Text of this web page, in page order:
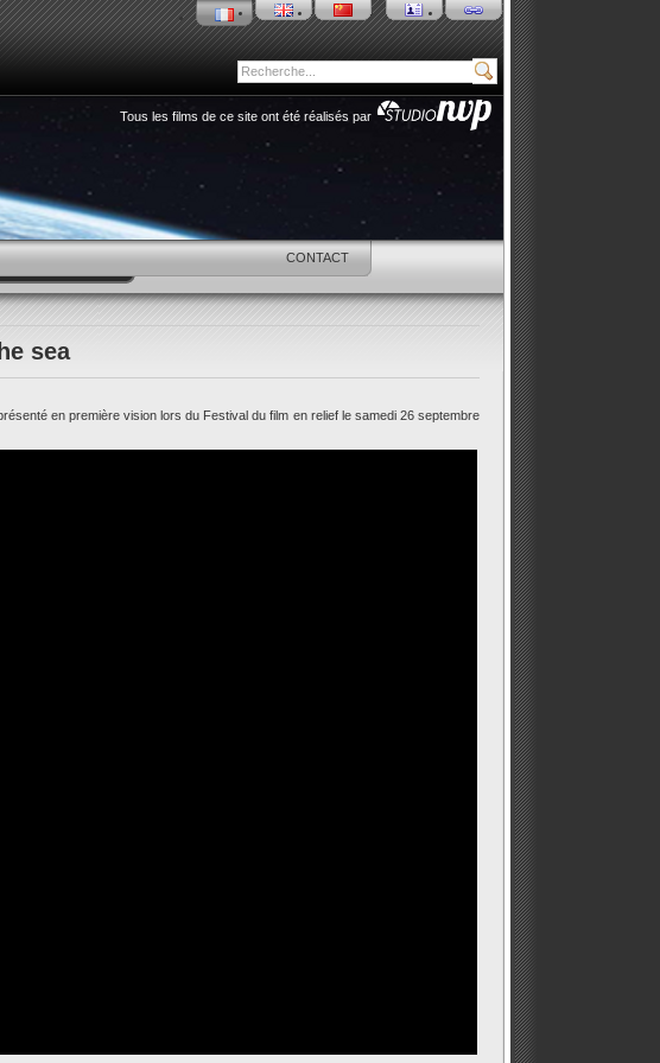
Tous les films de ce site ont été réalisés par
REPORTAGES SHOP CONTACT
sea
en première vision lors du Festival du film en relief le samedi 26 septembre